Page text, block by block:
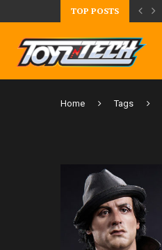
TOP POSTS
Home Tags